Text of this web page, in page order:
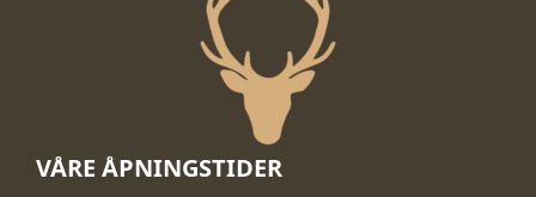
VÅRE ÅPNINGSTIDER